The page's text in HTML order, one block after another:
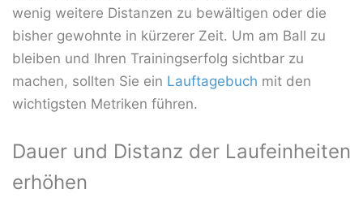
wenig weitere Distanzen zu bewältigen oder die
bisher gewohnte in kürzerer Zeit. Um am Ball zu
bleiben und Ihren Trainingserfolg sichtbar zu
machen, sollten Sie ein Lauftagebuch mit den
wichtigsten Metriken führen.
Dauer und Distanz der Laufeinheiten
erhöhen